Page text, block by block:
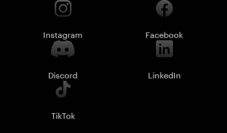
Instagram Facebook
Discord LinkedIn
TikTok